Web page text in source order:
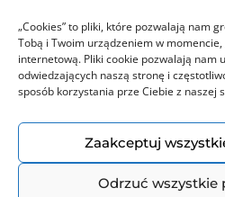
„Cookies” to pliki, które pozwalają nam
Tobą i Twoim urządzeniem w
internetową. Pliki cookie pozwalają nam
odwiedzających naszą stronę i
sposób korzystania prze Ciebie z naszej
Zaakceptuj
Odrzuć wszystkie
Agencja